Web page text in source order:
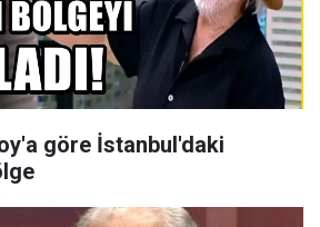
göre İstanbul'daki